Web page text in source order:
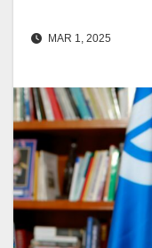
MAR 1, 2025